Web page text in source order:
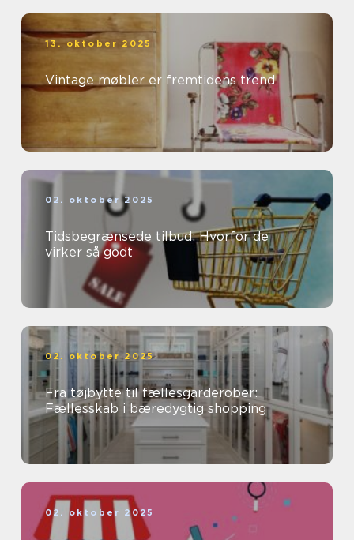
13. oktober 2025
Vintage møbler er fremtidens trend
02. oktober 2025
Tidsbegrænsede tilbud: Hvorfor de
virker så godt
02. oktober 2025
Fra tøjbytte til fællesgarderober:
Fællesskab i bæredygtig shopping
02. oktober 2025